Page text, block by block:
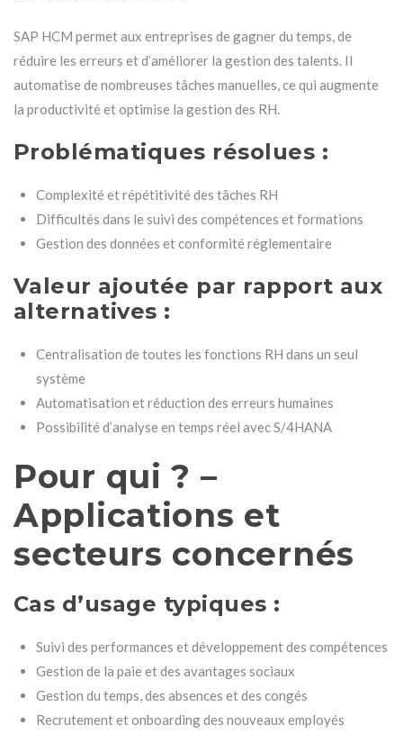
SAP HCM permet aux entreprises de gagner du temps, de
réduire les erreurs et d’améliorer la gestion des talents. Il
automatise de nombreuses tâches manuelles, ce qui augmente
la productivité et optimise la gestion des RH.
Problématiques résolues :
Complexité et répétitivité des tâches RH
Difficultés dans le suivi des compétences et formations
Gestion des données et conformité réglementaire
Valeur ajoutée par rapport aux
alternatives :
Centralisation de toutes les fonctions RH dans un seul
système
Automatisation et réduction des erreurs humaines
Possibilité d’analyse en temps réel avec S/4HANA
Pour qui ? –
Applications et
secteurs concernés
Cas d’usage typiques :
Suivi des performances et développement des compétences
Gestion de la paie et des avantages sociaux
Gestion du temps, des absences et des congés
Recrutement et onboarding des nouveaux employés